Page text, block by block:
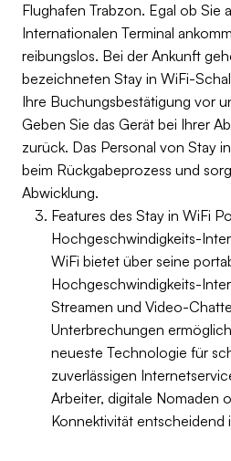
Flughafen Trabzon. Egal ob Sie
Internationalen Terminal
reibungslos. Bei der Ankunft
bezeichneten Stay in WiFi-
Ihre Buchungsbestätigung vor
Geben Sie das Gerät bei Ihrer
zurück. Das Personal von Stay
beim Rückgabeprozess und
Abwicklung.
Features des Stay in WiFi
Hochgeschwindigkeits-
WiFi bietet über seine
Hochgeschwindigkeits-
Streamen und Video-
Unterbrechungen
neueste Technologie für
zuverlässigen
Arbeiter, digitale Nomaden
Konnektivität entscheidend